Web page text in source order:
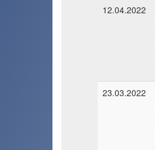
12.04.2022
23.03.2022